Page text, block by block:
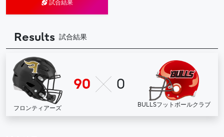
試合結果
Results 試合結果
フロンティアーズ
90 0
BULLSフットボールクラブ